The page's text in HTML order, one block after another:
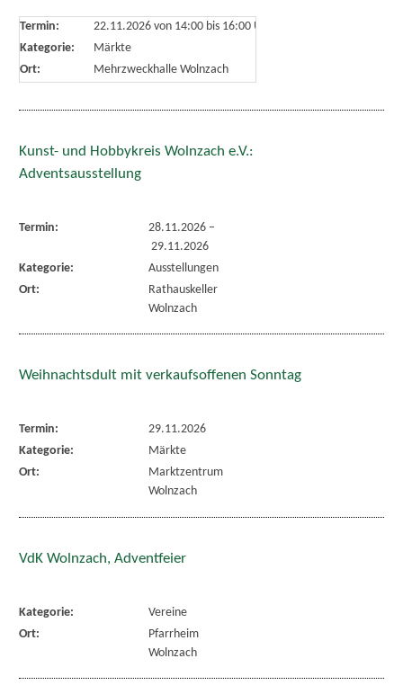
Termin: 22.11.2026 von 14:00bis 16:00 Uhr
Kategorie:
Märkte
Ort:
Mehrzweckhalle Wolnzach
Kunst- und Hobbykreis Wolnzach e.V.:
Adventsausstellung
Termin: 28.11.2026–
29.11.2026
Kategorie:
Ausstellungen
Ort:
Rathauskeller
Wolnzach
Weihnachtsdult mit verkaufsoffenen Sonntag
Termin:
29.11.2026
Kategorie:
Märkte
Ort:
Marktzentrum
Wolnzach
VdK Wolnzach, Adventfeier
Kategorie:
Vereine
Ort:
Pfarrheim
Wolnzach